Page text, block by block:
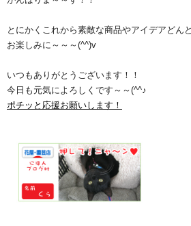
とにかくこれから素敵な商品やアイデアどん
お楽しみに～～～(^^)v
いつもありがとうございます！！
今日も元気によろしくです～～(^^♪
ポチッと応援お願いします！